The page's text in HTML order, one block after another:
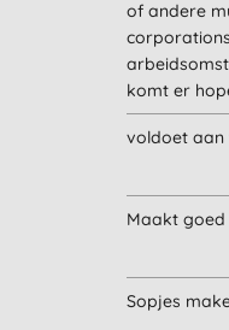
of andere
komt er
voldoet aan
Maakt goed
Sopjes